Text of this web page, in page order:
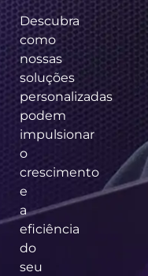
Descubra
como
nossas
soluções
personalizadas
podem
impulsionar
o
crescimento
e
a
eficiência
do
seu